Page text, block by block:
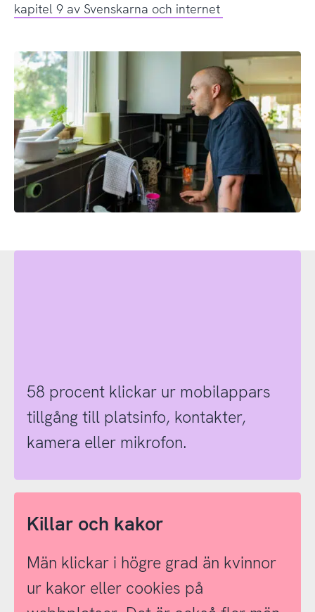
kapitel 9 av Svenskarna och internet
58 procent klickar ur mobilappars
tillgång till platsinfo, kontakter,
kamera eller mikrofon.
Killar och kakor
Män klickar i högre grad än kvinnor
ur kakor eller cookies på